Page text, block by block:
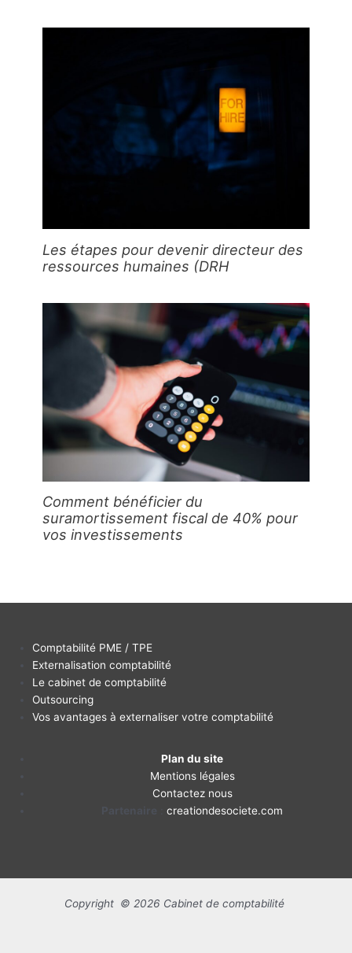
Les étapes pour devenir directeur des
ressources humaines (DRH
Comment bénéficier du
suramortissement fiscal de 40% pour
vos investissements
Comptabilité PME / TPE
Externalisation comptabilité
Le cabinet de comptabilité
Outsourcing
Vos avantages à externaliser votre comptabilité
Plan du site
Mentions légales
Contactez nous
:creationdesociete.com
Copyright © 2026 Cabinet de comptabilité